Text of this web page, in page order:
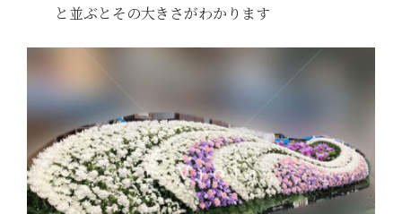
と並ぶとその大きさがわかります